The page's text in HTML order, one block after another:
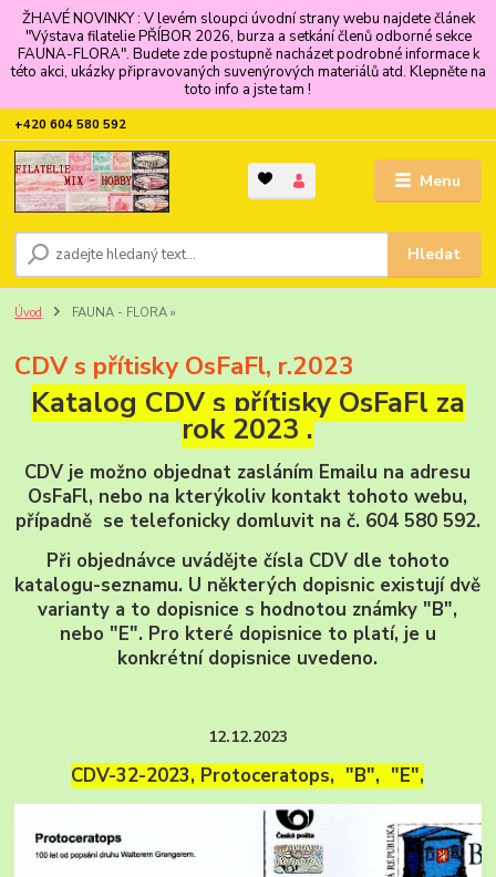
ŽHAVÉ NOVINKY : V levém sloupci úvodní strany webu najdete článek
"Výstava filatelie PŘÍBOR 2026, burza a setkání členů odborné sekce
FAUNA-FLORA". Budete zde postupně nacházet podrobné informace k
této akci, ukázky připravovaných suvenýrových materiálů atd. Klepněte na
toto info a jste tam !
Menu
Hledat
+420 604 580 592
Úvod FAUNA - FLORA »
CDV s přítisky OsFaFl, r.2023
Katalog CDV s přítisky OsFaFl za
rok 2023 .
CDV je možno objednat zasláním Emailu na adresu
OsFaFl, nebo na kterýkoliv kontakt tohoto webu,
případně se telefonicky domluvit na č. 604 580 592.
Při objednávce uvádějte čísla CDV dle tohoto
katalogu-seznamu. U některých dopisnic existují dvě
varianty a to dopisnice s hodnotou známky "B",
nebo "E". Pro které dopisnice to platí, je u
konkrétní dopisnice uvedeno.
12.12.2023
CDV-32-2023, Protoceratops, "B", "E",